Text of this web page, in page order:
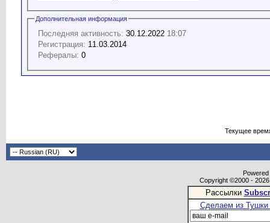
Дополнительная информация
Последняя активность: 30.12.2022 18:07
Регистрация: 11.03.2014
Рефералы: 0
Текущее
Copyright ©2000 -
Рассылки
Сделаем из Тушки